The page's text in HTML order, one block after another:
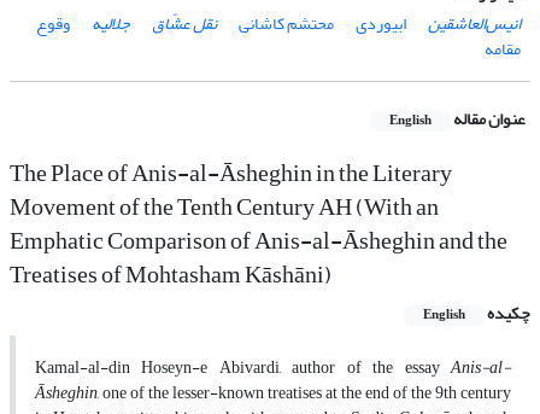
انیس‌العاشقین
ابیوردی محتشم‏ کاشانی نقل عشّاق جلالیه وقوع
مقامه
عنوان مقاله English
The Place of Anis-al-Āsheghin in the Literary
Movement of the Tenth Century AH (With an
Emphatic Comparison of Anis-al-Āsheghin and the
Treatises of Mohtasham Kāshāni)
چکیده English
Kamal-al-din Hoseyn-e Abivardi, author of the essayAnis-al-
Āsheghin, one of the lesser-known treatises at the end of the 9th century